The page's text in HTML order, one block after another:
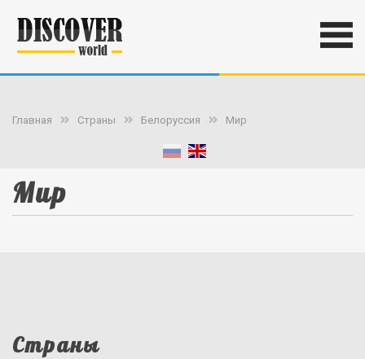
Главная Страны Белоруссия Мир
Мир
Страны